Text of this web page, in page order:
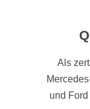
Als
und